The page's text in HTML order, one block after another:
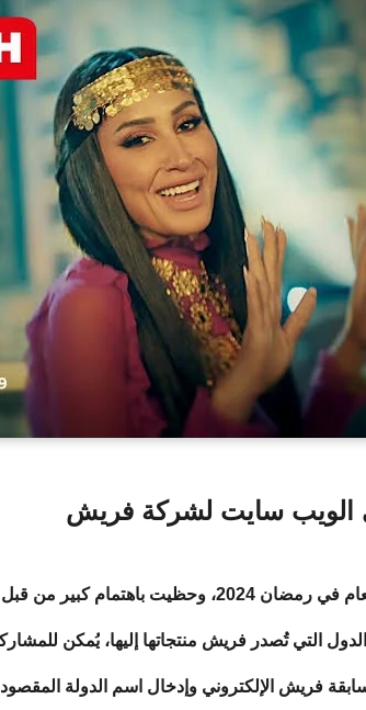
الويب سايت لشركة فريش
من قبل الجمهور العربي،
التي تُصدر فريش منتجاتها إليها، يُمكن
فريش الإلكتروني وإدخال اسم الدولة